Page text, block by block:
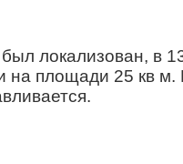
локализован, в
на площади 25 кв м.